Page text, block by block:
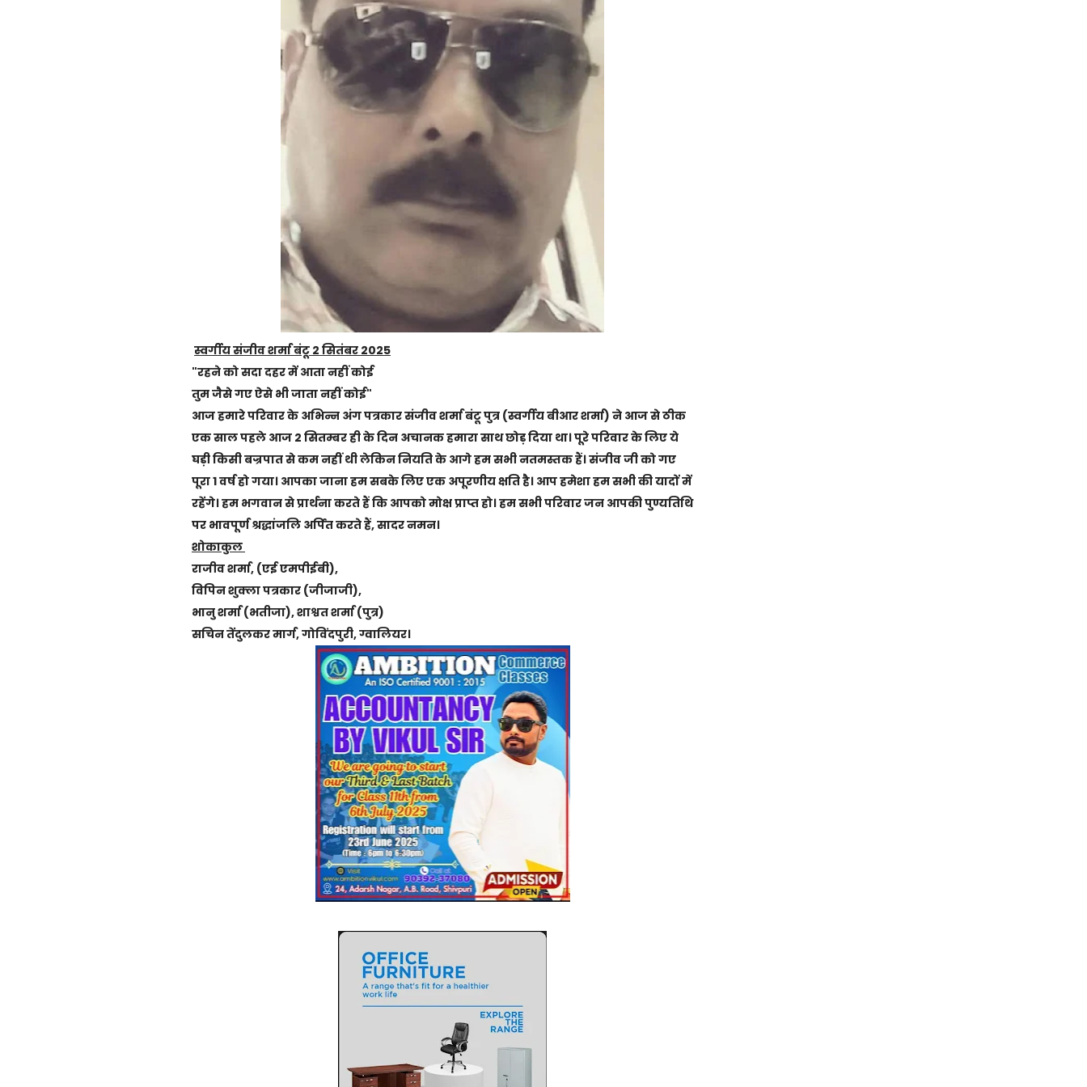
स्वर्गीय संजीव शर्मा बंटू 2 सितंबर 2025
"रहने को सदा दहर में आता नहीं कोई
तुम जैसे गए ऐसे भी जाता नहीं कोई"
आज हमारे परिवार के अभिन्न अंग पत्रकार संजीव शर्मा बंटू पुत्र (स्वर्गीय बीआर शर्मा) ने आज से ठीक
एक साल पहले आज 2 सितम्बर ही के दिन अचानक हमारा साथ छोड़ दिया था। पूरे परिवार के लिए ये
घड़ी किसी बज्रपात से कम नहीं थी लेकिन नियति के आगे हम सभी नतमस्तक हैं। संजीव जी को गए
पूरा 1 वर्ष हो गया। आपका जाना हम सबके लिए एक अपूरणीय क्षति है। आप हमेशा हम सभी की यादों में
रहेंगे। हम भगवान से प्रार्थना करते हैं कि आपको मोक्ष प्राप्त हो। हम सभी परिवार जन आपकी पुण्यतिथि
पर भावपूर्ण श्रद्धांजलि अर्पित करते हैं, सादर नमन।
शोकाकुल
राजीव शर्मा, (एई एमपीईबी),
विपिन शुक्ला पत्रकार (जीजाजी),
भानु शर्मा (भतीजा), शाश्वत शर्मा (पुत्र)
सचिन तेंदुलकर मार्ग, गोविंदपुरी, ग्वालियर।